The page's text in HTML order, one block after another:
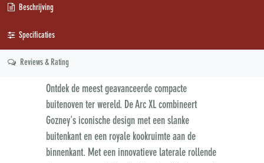
Beschrijving
Specificaties
Reviews & Rating
Ontdek de meest geavanceerde compacte
buitenoven ter wereld. De Arc XL combineert
Gozney's iconische design met een slanke
buitenkant en een royale kookruimte aan de
binnenkant. Met een innovatieve laterale rollende